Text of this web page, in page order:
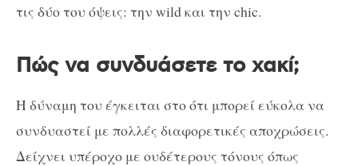
τις δύο του όψεις: την wild και την chic.
Πώς να συνδυάσετε το χακί;
Η δύναμη του έγκειται στο ότι μπορεί εύκολα να
συνδυαστεί με πολλές διαφορετικές αποχρώσεις.
Δείχνει υπέροχο με ουδέτερους τόνους όπως